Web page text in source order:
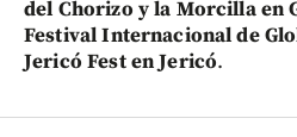
del Chorizo y la Morcilla en
Festival Internacional de
Jericó Fest en Jericó.